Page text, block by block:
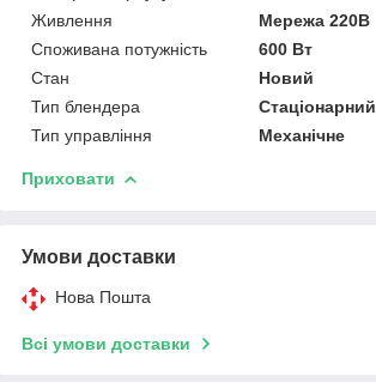
Живлення
Мережа 220В
Споживана потужність
600 Вт
Стан
Новий
Тип блендера
Стаціонарний
Тип управління
Механічне
Приховати
Умови доставки
Нова Пошта
Всі умови доставки